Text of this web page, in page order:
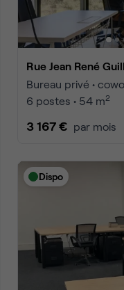
Rue Jean René
Bureau privé •
6 postes • 54 m2
3 167 € par mois
Dispo